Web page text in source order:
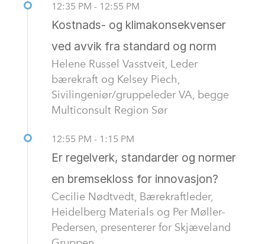
12:35 PM - 12:55 PM
Kostnads- og klimakonsekvenser
ved avvik fra standard og norm
Helene Russel Vasstveit, Leder
bærekraft og Kelsey Piech,
Sivilingeniør/gruppeleder VA, begge
Multiconsult Region Sør
12:55 PM - 1:15 PM
Er regelverk, standarder og normer
en bremsekloss for innovasjon?
Cecilie Nødtvedt, Bærekraftleder,
Heidelberg Materials og Per Møller-
Pedersen, presenterer for Skjæveland